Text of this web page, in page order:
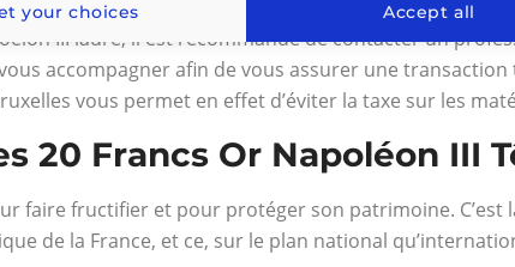
III lauré, il est recommandé de contacter un
accompagner afin de vous assurer une
vous permet en effet d’éviter la taxe sur les
20 Francs Or Napoléon III
faire fructifier et pour protéger son patrimoine. C’est
de la France, et ce, sur le plan national
your choices Accept all